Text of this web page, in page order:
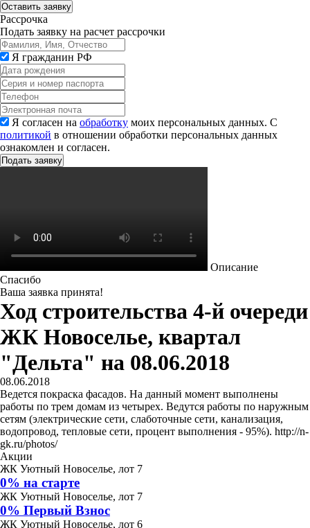
Рассрочка
Подать заявку на расчет рассрочки
Я гражданин РФ
Я согласен на обработку моих персональных данных. С
политикой в отношении обработки персональных данных
ознакомлен и согласен.
Описание
Спасибо
Ваша заявка принята!
Ход строительства 4-й очереди
ЖК Новоселье, квартал
"Дельта" на 08.06.2018
08.06.2018
Ведется покраска фасадов. На данный момент выполнены
работы по трем домам из четырех. Ведутся работы по наружным
сетям (электрические сети, слаботочные сети, канализация,
водопровод, тепловые сети, процент выполнения - 95%). http://n-
gk.ru/photos/
Акции
ЖК Уютный Новоселье, лот 7
0% на старте
ЖК Уютный Новоселье, лот 7
0% Первый Взнос
ЖК Уютный Новоселье, лот 6